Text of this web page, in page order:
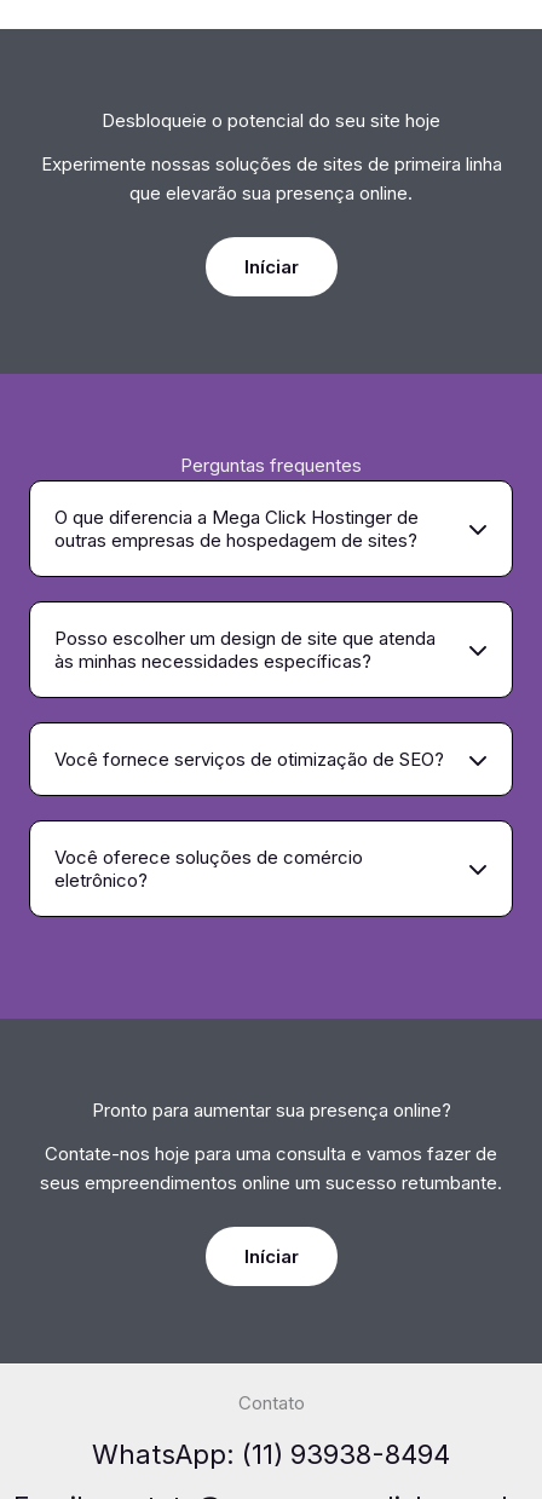
Desbloqueie o potencial do seu site hoje
Experimente nossas soluções de sites de primeira linha
que elevarão sua presença online.
Iníciar
Perguntas frequentes
O que diferencia a Mega Click Hostinger de
outras empresas de hospedagem de sites?
Posso escolher um design de site que atenda
às minhas necessidades específicas?
Você fornece serviços de otimização de SEO?
Você oferece soluções de comércio
eletrônico?
Pronto para aumentar sua presença online?
Contate-nos hoje para uma consulta e vamos fazer de
seus empreendimentos online um sucesso retumbante.
Iníciar
Contato
WhatsApp: (11) 93938-8494